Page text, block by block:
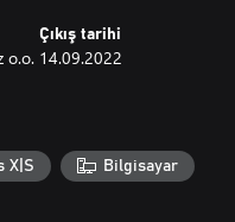
o.o.
Çıkış tarihi
14.09.2022
X|S Bilgisayar